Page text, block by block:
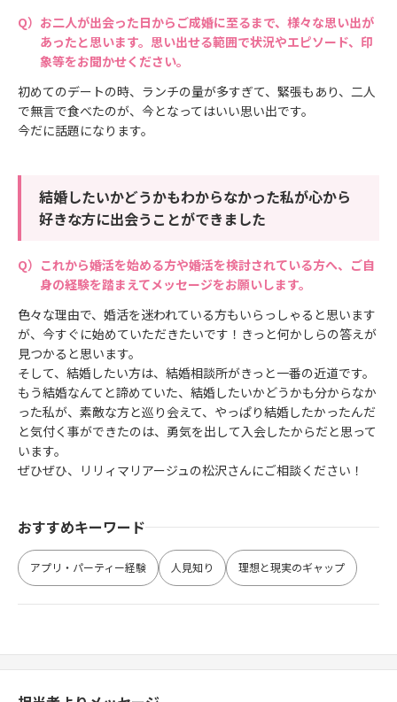
お二人が出会った日からご成婚に至るまで、様々な思い出が
あったと思います。思い出せる範囲で状況やエピソード、印
象等をお聞かせください。
初めてのデートの時、ランチの量が多すぎて、緊張もあり、二人
で無言で食べたのが、今となってはいい思い出です。
今だに話題になります。
結婚したいかどうかもわからなかった私が心から
好きな方に出会うことができました
これから婚活を始める方や婚活を検討されている方へ、ご自
身の経験を踏まえてメッセージをお願いします。
色々な理由で、婚活を迷われている方もいらっしゃると思います
が、今すぐに始めていただきたいです！きっと何かしらの答えが
見つかると思います。
そして、結婚したい方は、結婚相談所がきっと一番の近道です。
もう結婚なんてと諦めていた、結婚したいかどうかも分からなか
った私が、素敵な方と巡り会えて、やっぱり結婚したかったんだ
と気付く事ができたのは、勇気を出して入会したからだと思って
います。
ぜひぜひ、リリィマリアージュの松沢さんにご相談ください！
おすすめキーワード
アプリ・パーティー経験 人見知り 理想と現実のギャップ